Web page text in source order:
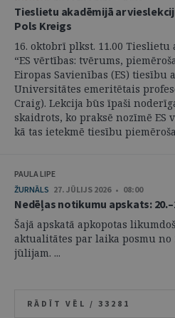
Tieslietu akadēmijā ar
Pols Kreigs
16. oktobrī plkst. 11.00
“ES vērtības: tvērums,
Eiropas Savienības (ES) tiesību
Universitātes emeritētais
Craig). Lekcija būs īpaši
skaidrots, ko praksē nozīmē
kā tas ietekmē tiesību
PAULA LIPE
ŽURNĀLS 27. JŪLIJS 2026 • 08:00
Nedēļas notikumu apskats:
Šajā apskatā apkopotas
aktualitātes par laika posmu no
jūlijam. ...
RĀDĪT VĒL / 33281